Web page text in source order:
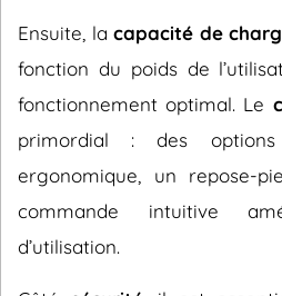
Ensuite, la capacité de
fonction du poids de
fonctionnement optimal. Le
primordial : des
ergonomique, un repose-
commande intuitive
d’utilisation.